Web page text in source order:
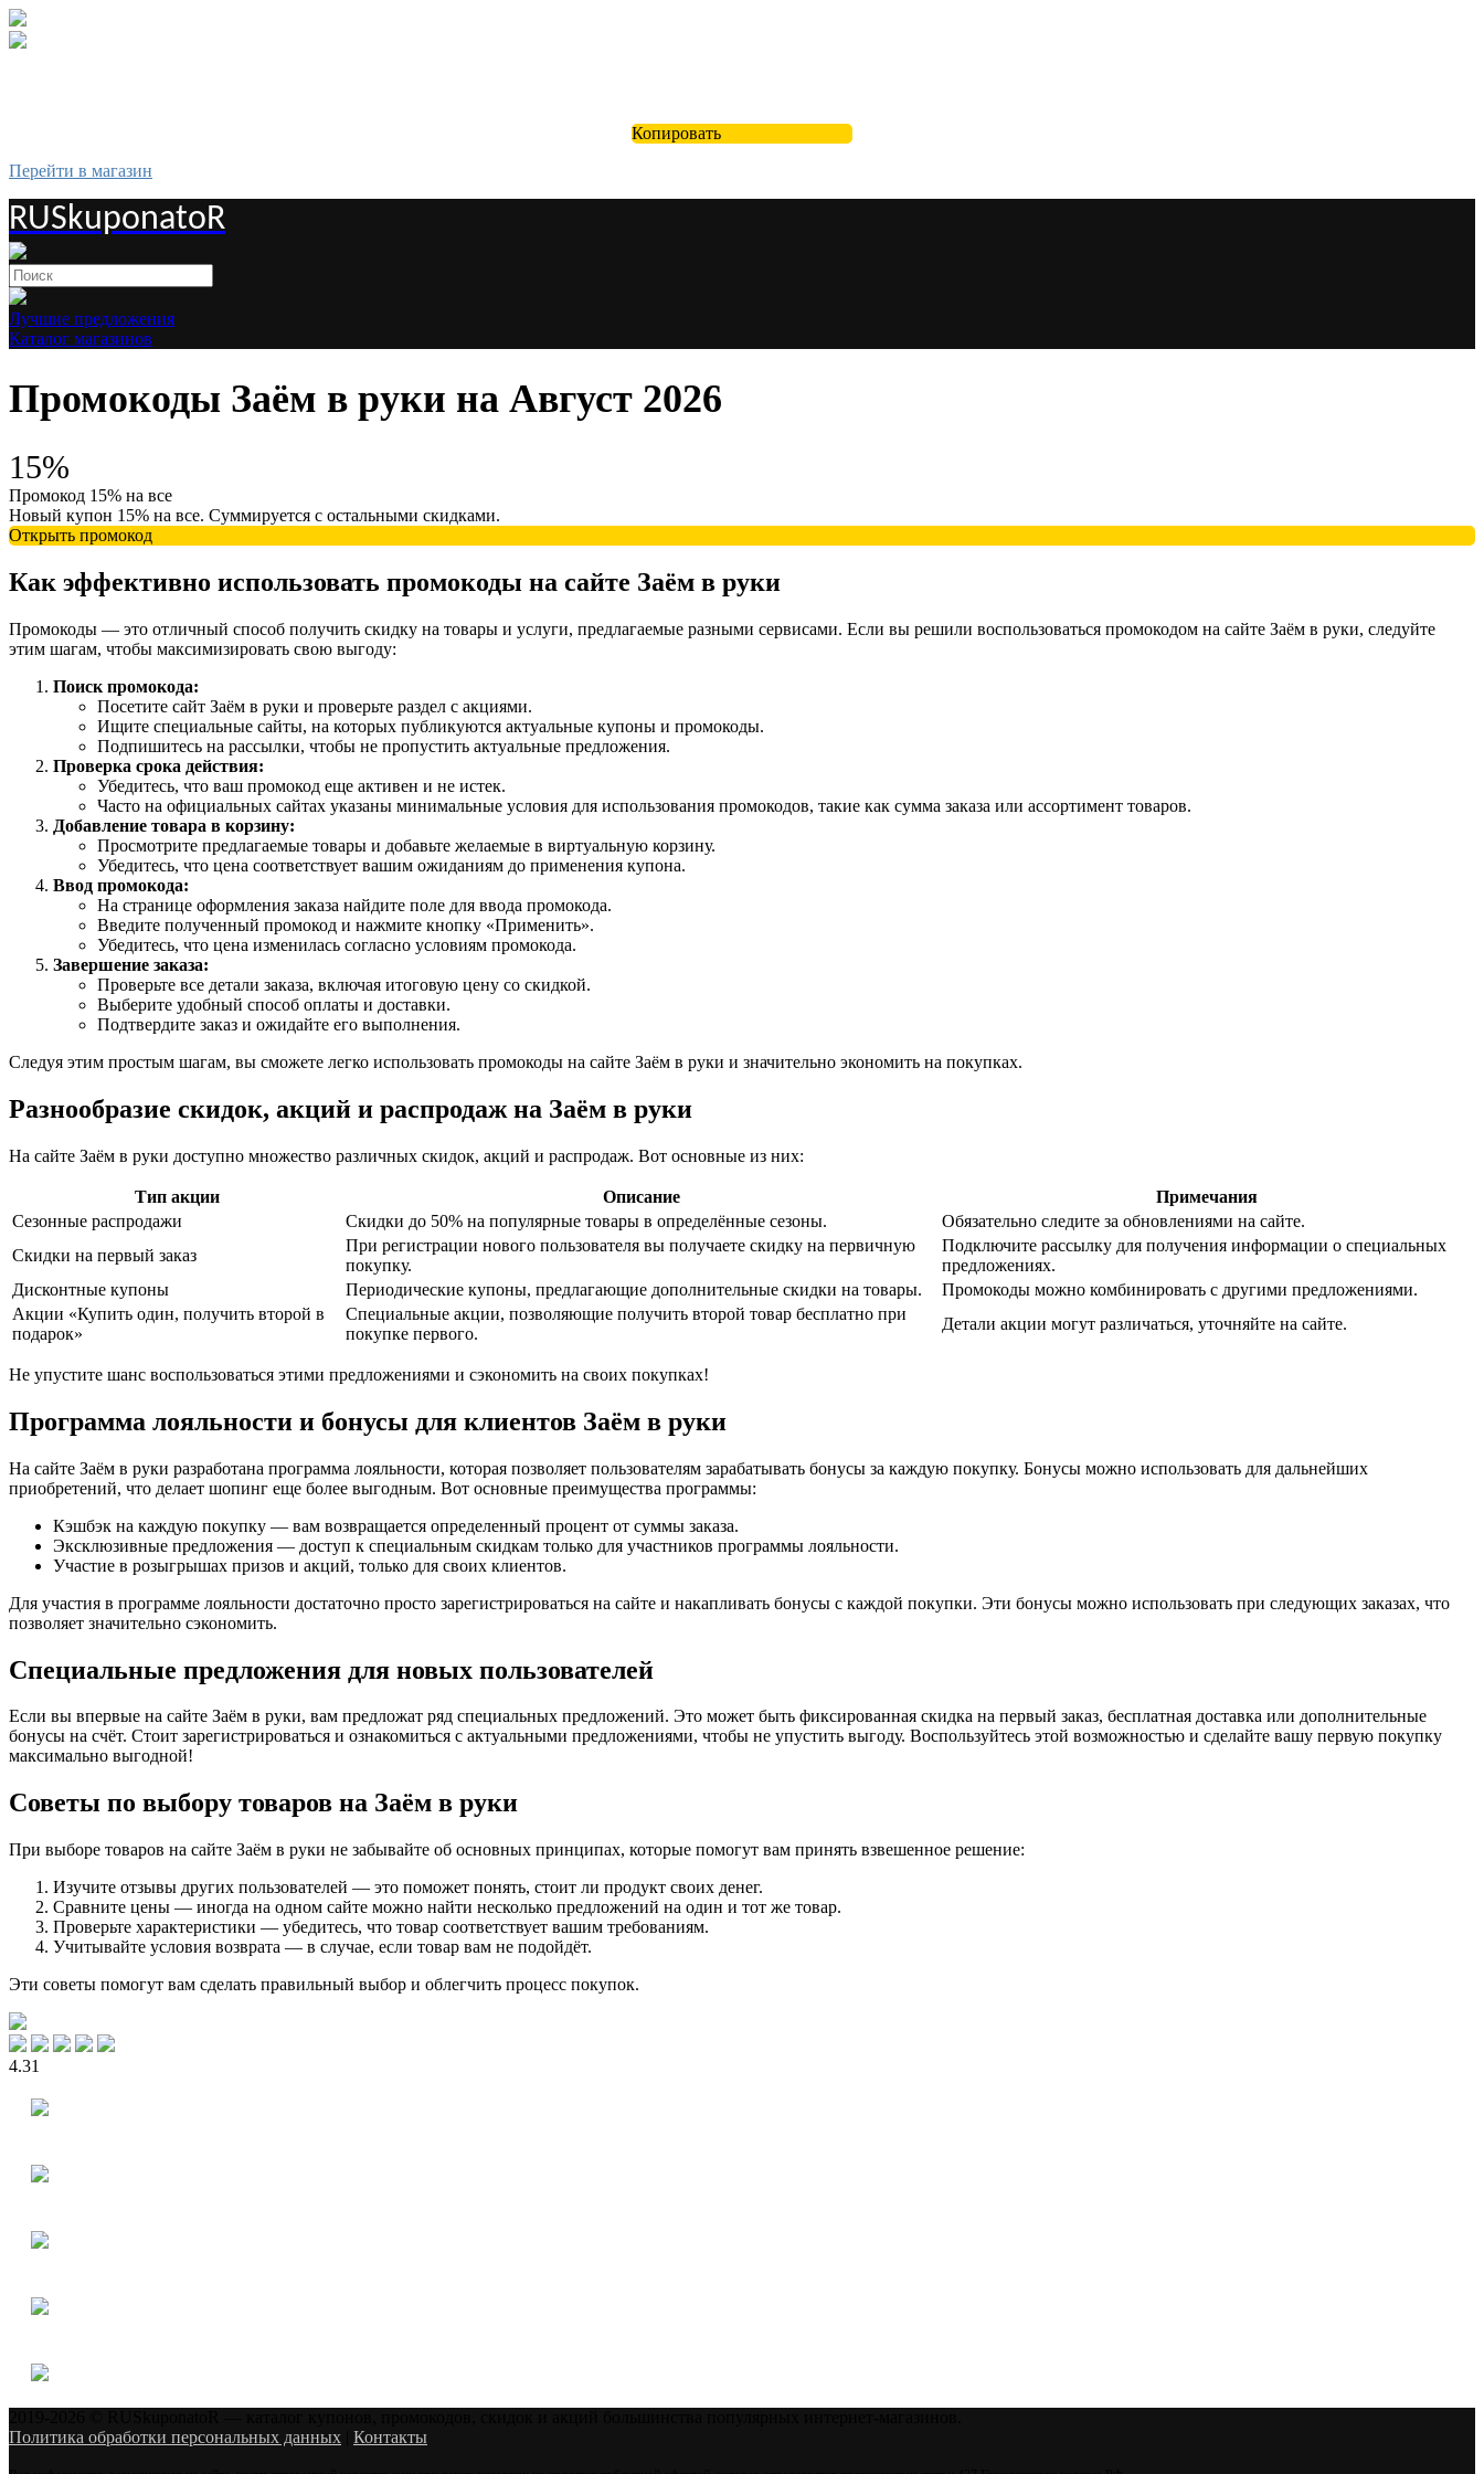
Копировать
Перейти в магазин
RUSkuponatoR
Лучшие предложения
Каталог магазинов
Промокоды Заём в руки на Август 2026
15%
Промокод 15% на все
Новый купон 15% на все. Суммируется с остальными скидками.
Открыть промокод
Как эффективно использовать промокоды на сайте Заём в руки
Промокоды — это отличный способ получить скидку на товары и услуги, предлагаемые разными сервисами. Если вы решили воспользоваться промокодом на сайте Заём в руки, следуйте
этим шагам, чтобы максимизировать свою выгоду:
Поиск промокода:
Посетите сайт Заём в руки и проверьте раздел с акциями.
Ищите специальные сайты, на которых публикуются актуальные купоны и промокоды.
Подпишитесь на рассылки, чтобы не пропустить актуальные предложения.
Проверка срока действия:
Убедитесь, что ваш промокод еще активен и не истек.
Часто на официальных сайтах указаны минимальные условия для использования промокодов, такие как сумма заказа или ассортимент товаров.
Добавление товара в корзину:
Просмотрите предлагаемые товары и добавьте желаемые в виртуальную корзину.
Убедитесь, что цена соответствует вашим ожиданиям до применения купона.
Ввод промокода:
На странице оформления заказа найдите поле для ввода промокода.
Введите полученный промокод и нажмите кнопку «Применить».
Убедитесь, что цена изменилась согласно условиям промокода.
Завершение заказа:
Проверьте все детали заказа, включая итоговую цену со скидкой.
Выберите удобный способ оплаты и доставки.
Подтвердите заказ и ожидайте его выполнения.
Следуя этим простым шагам, вы сможете легко использовать промокоды на сайте Заём в руки и значительно экономить на покупках.
Разнообразие скидок, акций и распродаж на Заём в руки
На сайте Заём в руки доступно множество различных скидок, акций и распродаж. Вот основные из них:
Тип акции Описание
Примечания
Сезонные распродажи
Скидки до 50% на популярные товары в определённые сезоны.
Обязательно следите за обновлениями на сайте.
Скидки на первый заказ
При регистрации нового пользователя вы получаете скидку на первичную
покупку.
Подключите рассылку для получения информации о специальных
предложениях.
Дисконтные купоны
Периодические купоны, предлагающие дополнительные скидки на товары.
Промокоды можно комбинировать с другими предложениями.
Акции «Купить один, получить второй в
подарок»
Специальные акции, позволяющие получить второй товар бесплатно при
покупке первого.
Детали акции могут различаться, уточняйте на сайте.
Не упустите шанс воспользоваться этими предложениями и сэкономить на своих покупках!
Программа лояльности и бонусы для клиентов Заём в руки
На сайте Заём в руки разработана программа лояльности, которая позволяет пользователям зарабатывать бонусы за каждую покупку. Бонусы можно использовать для дальнейших
приобретений, что делает шопинг еще более выгодным. Вот основные преимущества программы:
Кэшбэк на каждую покупку — вам возвращается определенный процент от суммы заказа.
Эксклюзивные предложения — доступ к специальным скидкам только для участников программы лояльности.
Участие в розыгрышах призов и акций, только для своих клиентов.
Для участия в программе лояльности достаточно просто зарегистрироваться на сайте и накапливать бонусы с каждой покупки. Эти бонусы можно использовать при следующих заказах, что
позволяет значительно сэкономить.
Специальные предложения для новых пользователей
Если вы впервые на сайте Заём в руки, вам предложат ряд специальных предложений. Это может быть фиксированная скидка на первый заказ, бесплатная доставка или дополнительные
бонусы на счёт. Стоит зарегистрироваться и ознакомиться с актуальными предложениями, чтобы не упустить выгоду. Воспользуйтесь этой возможностью и сделайте вашу первую покупку
максимально выгодной!
Советы по выбору товаров на Заём в руки
При выборе товаров на сайте Заём в руки не забывайте об основных принципах, которые помогут вам принять взвешенное решение:
Изучите отзывы других пользователей — это поможет понять, стоит ли продукт своих денег.
Сравните цены — иногда на одном сайте можно найти несколько предложений на один и тот же товар.
Проверьте характеристики — убедитесь, что товар соответствует вашим требованиям.
Учитывайте условия возврата — в случае, если товар вам не подойдёт.
Эти советы помогут вам сделать правильный выбор и облегчить процесс покупок.
4.31
Политика обработки персональных данных
Контакты